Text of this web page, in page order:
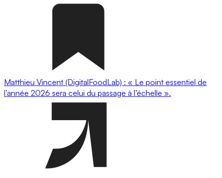
Matthieu Vincent (DigitalFoodLab) : « Le point essentiel de
l’année 2026 sera celui du passage à l’échelle ».